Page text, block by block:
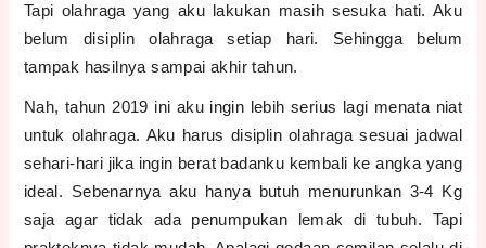
Tapi olahraga yang aku lakukan masih sesuka hati. Aku
belum disiplin olahraga setiap hari. Sehingga belum
tampak hasilnya sampai akhir tahun.
Nah, tahun 2019 ini aku ingin lebih serius lagi menata niat
untuk olahraga. Aku harus disiplin olahraga sesuai jadwal
sehari-hari jika ingin berat badanku kembali ke angka yang
ideal. Sebenarnya aku hanya butuh menurunkan 3-4 Kg
saja agar tidak ada penumpukan lemak di tubuh. Tapi